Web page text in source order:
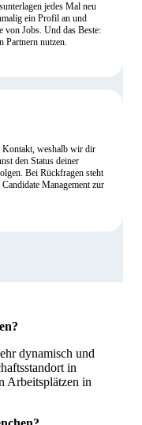
jedes Mal neu
ein Profil an und
von Jobs. Und das Beste:
Partnern nutzen.
Kontakt, weshalb wir dir
den Status deiner
Bei Rückfragen steht
Management zur
dynamisch und
in
Arbeitsplätzen in